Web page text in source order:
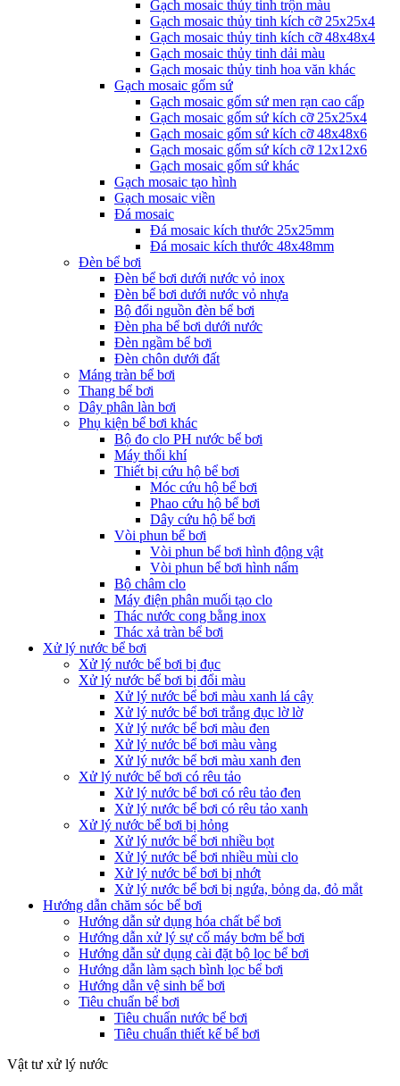
Gạch mosaic thủy tinh trộn màu
Gạch mosaic thủy tinh kích cỡ 25x25x4
Gạch mosaic thủy tinh kích cỡ 48x48x4
Gạch mosaic thủy tinh dải màu
Gạch mosaic thủy tinh hoa văn khác
Gạch mosaic gốm sứ
Gạch mosaic gốm sứ men rạn cao cấp
Gạch mosaic gốm sứ kích cỡ 25x25x4
Gạch mosaic gốm sứ kích cỡ 48x48x6
Gạch mosaic gốm sứ kích cỡ 12x12x6
Gạch mosaic gốm sứ khác
Gạch mosaic tạo hình
Gạch mosaic viền
Đá mosaic
Đá mosaic kích thước 25x25mm
Đá mosaic kích thước 48x48mm
Đèn bể bơi
Đèn bể bơi dưới nước vỏ inox
Đèn bể bơi dưới nước vỏ nhựa
Bộ đổi nguồn đèn bể bơi
Đèn pha bể bơi dưới nước
Đèn ngầm bể bơi
Đèn chôn dưới đất
Máng tràn bể bơi
Thang bể bơi
Dây phân làn bơi
Phụ kiện bể bơi khác
Bộ đo clo PH nước bể bơi
Máy thổi khí
Thiết bị cứu hộ bể bơi
Móc cứu hộ bể bơi
Phao cứu hộ bể bơi
Dây cứu hộ bể bơi
Vòi phun bể bơi
Vòi phun bể bơi hình động vật
Vòi phun bể bơi hình nấm
Bộ châm clo
Máy điện phân muối tạo clo
Thác nước cong bằng inox
Thác xả tràn bể bơi
Xử lý nước bể bơi
Xử lý nước bể bơi bị đục
Xử lý nước bể bơi bị đổi màu
Xử lý nước bể bơi màu xanh lá cây
Xử lý nước bể bơi trắng đục lờ lờ
Xử lý nước bể bơi màu đen
Xử lý nước bể bơi màu vàng
Xử lý nước bể bơi màu xanh đen
Xử lý nước bể bơi có rêu tảo
Xử lý nước bể bơi có rêu tảo đen
Xử lý nước bể bơi có rêu tảo xanh
Xử lý nước bể bơi bị hỏng
Xử lý nước bể bơi nhiều bọt
Xử lý nước bể bơi nhiều mùi clo
Xử lý nước bể bơi bị nhớt
Xử lý nước bể bơi bị ngứa, bỏng da, đỏ mắt
Hướng dẫn chăm sóc bể bơi
Hướng dẫn sử dụng hóa chất bể bơi
Hướng dẫn xử lý sự cố máy bơm bể bơi
Hướng dẫn sử dụng cài đặt bộ lọc bể bơi
Hướng dẫn làm sạch bình lọc bể bơi
Hướng dẫn vệ sinh bể bơi
Tiêu chuẩn bể bơi
Tiêu chuẩn nước bể bơi
Tiêu chuẩn thiết kế bể bơi
Vật tư xử lý nước